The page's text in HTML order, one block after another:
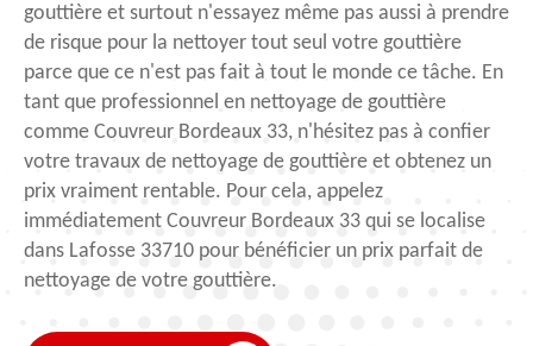
gouttière et surtout n'essayez même pas aussi à prendre
de risque pour la nettoyer tout seul votre gouttière
parce que ce n'est pas fait à tout le monde ce tâche. En
tant que professionnel en nettoyage de gouttière
comme Couvreur Bordeaux 33, n'hésitez pas à confier
votre travaux de nettoyage de gouttière et obtenez un
prix vraiment rentable. Pour cela, appelez
immédiatement Couvreur Bordeaux 33 qui se localise
dans Lafosse 33710 pour bénéficier un prix parfait de
nettoyage de votre gouttière.